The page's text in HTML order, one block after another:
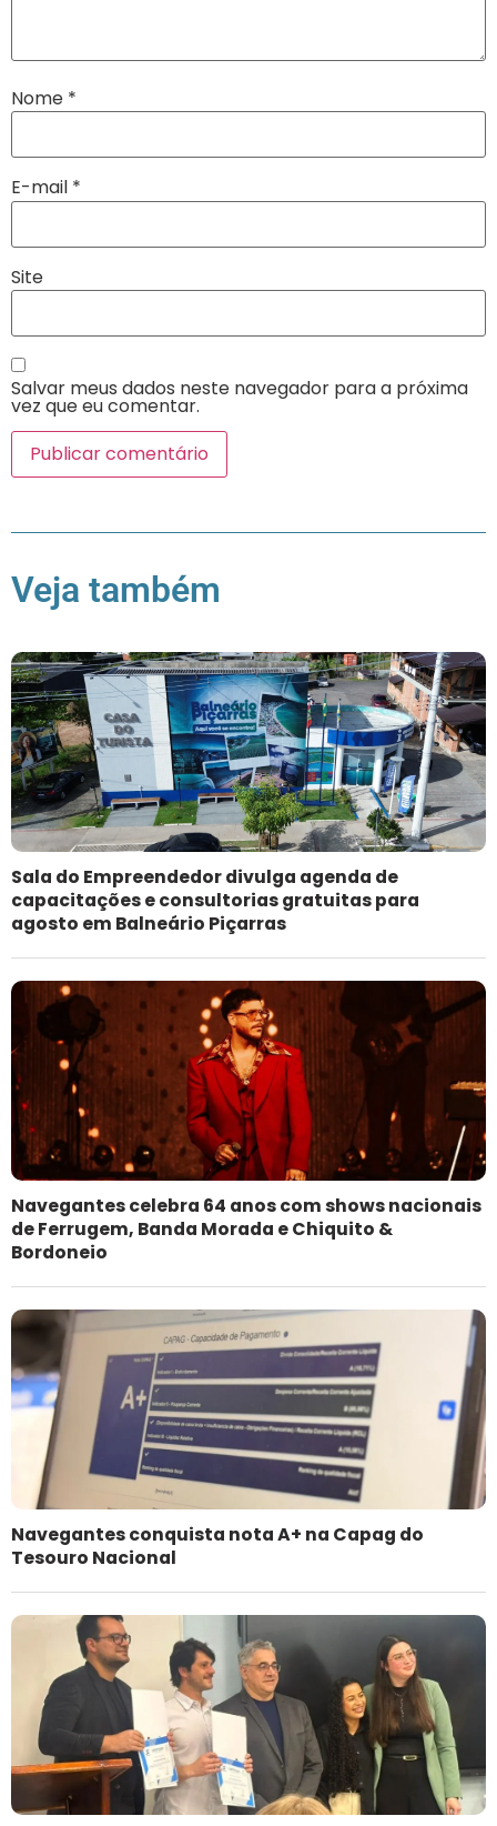
Nome *
E-mail *
Site
Salvar meus dados neste navegador para a próxima
vez que eu comentar.
Veja também
Sala do Empreendedor divulga agenda de
capacitações e consultorias gratuitas para
agosto em Balneário Piçarras
Navegantes celebra 64 anos com shows nacionais
de Ferrugem, Banda Morada e Chiquito &
Bordoneio
Navegantes conquista nota A+ na Capag do
Tesouro Nacional